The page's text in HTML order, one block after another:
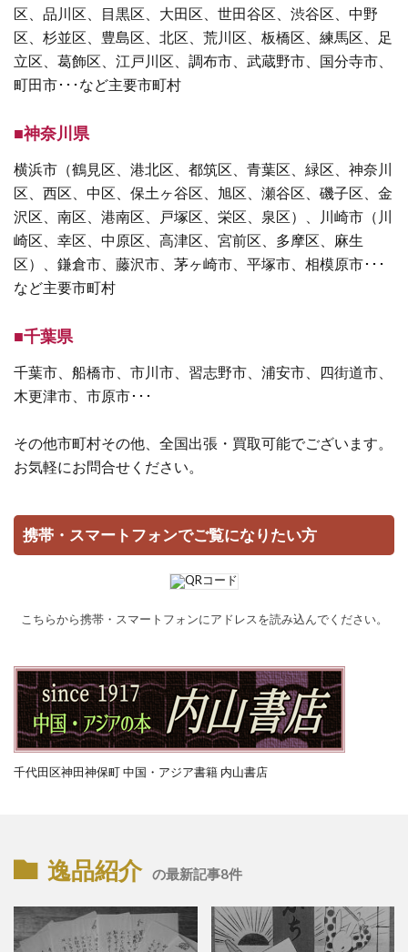
区、品川区、目黒区、大田区、世田谷区、渋谷区、中野
区、杉並区、豊島区、北区、荒川区、板橋区、練馬区、足
立区、葛飾区、江戸川区、調布市、武蔵野市、国分寺市、
町田市･･･など主要市町村
■神奈川県
横浜市（鶴見区、港北区、都筑区、青葉区、緑区、神奈川
区、西区、中区、保土ヶ谷区、旭区、瀬谷区、磯子区、金
沢区、南区、港南区、戸塚区、栄区、泉区）、川崎市（川
崎区、幸区、中原区、高津区、宮前区、多摩区、麻生
区）、鎌倉市、藤沢市、茅ヶ崎市、平塚市、相模原市･･･
など主要市町村
■千葉県
千葉市、船橋市、市川市、習志野市、浦安市、四街道市、
木更津市、市原市･･･
その他市町村その他、全国出張・買取可能でございます。
お気軽にお問合せください。
携帯・スマートフォンでご覧になりたい方
こちらから携帯・スマートフォンにアドレスを読み込んでください。
千代田区神田神保町 中国・アジア書籍 内山書店
逸品紹介 の最新記事8件